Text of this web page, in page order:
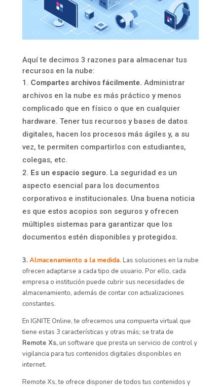
Aquí te decimos 3 razones para almacenar tus
recursos en la nube:
Compartes archivos fácilmente. Administrar
archivos en la nube es más práctico y menos
complicado que en físico o que en cualquier
hardware. Tener tus recursos y bases de datos
digitales, hacen los procesos más ágiles y, a su
vez, te permiten compartirlos con estudiantes,
colegas, etc.
Es un espacio seguro. La seguridad es un
aspecto esencial para los documentos
corporativos e institucionales. Una buena noticia
es que estos acopios son seguros y ofrecen
múltiples sistemas para garantizar que los
documentos estén disponibles y protegidos.
3. Almacenamiento a la medida. Las soluciones en la nube
ofrecen adaptarse a cada tipo de usuario. Por ello, cada
empresa o institución puede cubrir sus necesidades de
almacenamiento, además de contar con actualizaciones
constantes.
En IGNITE Online, te ofrecemos una compuerta virtual que
tiene estas 3 características y otras más; se trata de
Remote Xs,un software que presta un servicio de control y
vigilancia para tus contenidos digitales disponibles en
internet.
Remote Xs, te ofrece disponer de todos tus contenidos y